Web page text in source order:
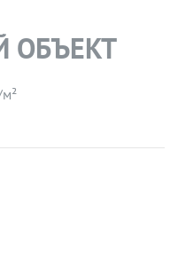
ОБЪЕКТ